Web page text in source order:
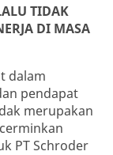
TIDAK
DI MASA
dalam
pendapat
merupakan
PT Schroder